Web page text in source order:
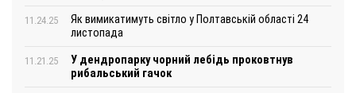
11.24.25
Як вимикатимуть світло у Полтавській області 24
листопада
11.21.25
У дендропарку чорний лебідь проковтнув
рибальський гачок